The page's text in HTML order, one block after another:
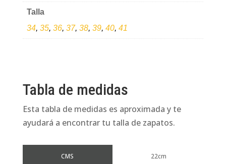
Talla
34, 35, 36, 37, 38, 39, 40, 41
Tabla de medidas
Esta tabla de medidas es aproximada y te
ayudará a encontrar tu talla de zapatos.
CMS 22cm